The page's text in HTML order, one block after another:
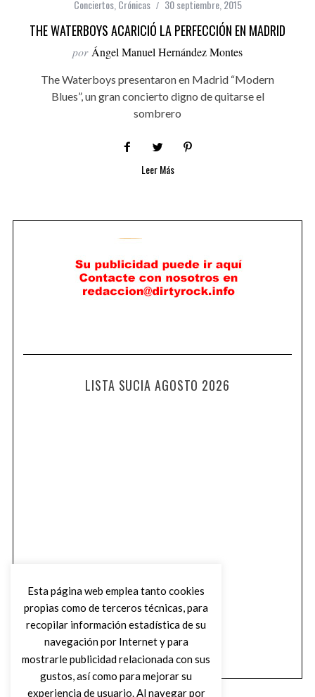
Conciertos,Crónicas 30 septiembre, 2015
THE WATERBOYS ACARICIÓ LA PERFECCIÓN EN MADRID
por Ángel Manuel Hernández Montes
The Waterboys presentaron en Madrid “Modern
Blues”, un gran concierto digno de quitarse el
sombrero
Leer Más
LISTA SUCIA AGOSTO 2026
Esta página web emplea tanto cookies
propias como de terceros técnicas, para
recopilar información estadística de su
navegación por Internet y para
mostrarle publicidad relacionada con sus
gustos, así como para mejorar su
experiencia de usuario. Al navegar por